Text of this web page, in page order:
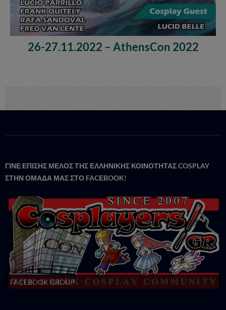
26-27.11.2022 – AthensCon 2022
ΓΙΝΕ ΕΠΙΣΗΣ ΜΕΛΟΣ ΤΗΣ ΕΛΛΗΝΙΚΗΣ ΚΟΙΝΟΤΗΤΑΣ COSPLAY
ΣΤΗΝ ΟΜΑΔΑ ΜΑΣ ΣΤΟ FACΕBOOK!
FACEBOOK GROUP